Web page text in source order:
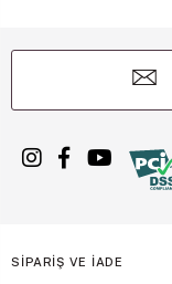
SİPARİŞ VE İADE